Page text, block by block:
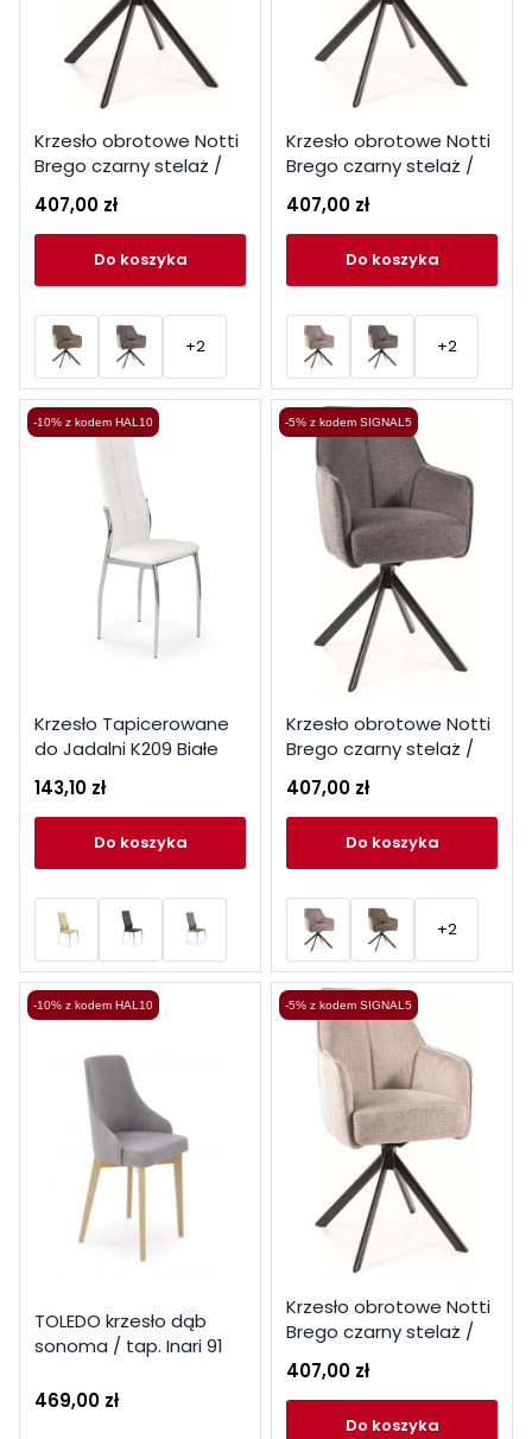
Krzesło obrotowe Notti
Brego czarny stelaż /
407,00 zł
do koszyka
+2
Krzesło obrotowe Notti
Brego czarny stelaż /
407,00 zł
do koszyka
+2
-10% z kodem HAL10
Krzesło Tapicerowane
do Jadalni K209 Białe
143,10 zł
do koszyka
-5% z kodem SIGNAL5
Krzesło obrotowe Notti
Brego czarny stelaż /
407,00 zł
do koszyka
+2
-10% z kodem HAL10
TOLEDO krzesło dąb
sonoma / tap. Inari 91
469,00 zł
-5% z kodem SIGNAL5
Krzesło obrotowe Notti
Brego czarny stelaż /
407,00 zł
do koszyka